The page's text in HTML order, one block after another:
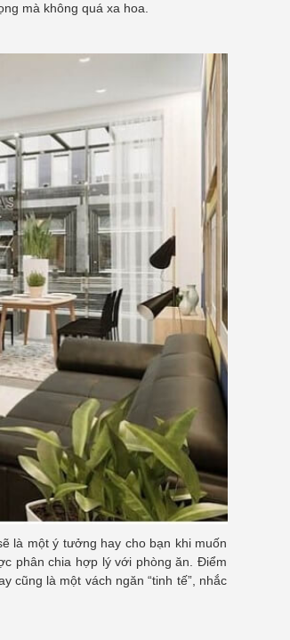
mà không quá xa hoa.
là một ý tưởng hay cho bạn khi muốn
phân chia hợp lý với phòng ăn. Điểm
cũng là một vách ngăn “tinh tế”, nhắc